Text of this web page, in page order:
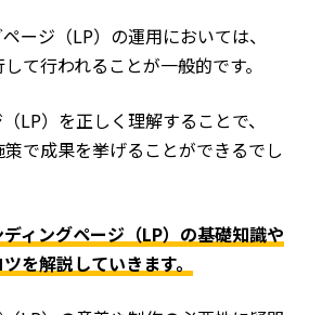
ージ（LP）の運用においては、
て行われることが一般的です。
LP）を正しく理解することで、
で成果を挙げることができるでし
ィングページ（LP）の基礎知識や
を解説していきます。